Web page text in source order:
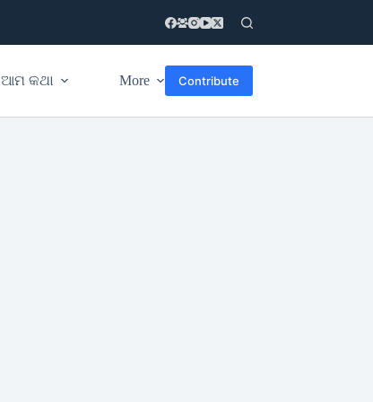
ଆମ କଥା More Contribute